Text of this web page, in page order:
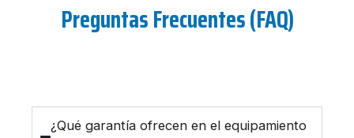
Preguntas Frecuentes (FAQ)
¿Qué garantía ofrecen en el equipamiento